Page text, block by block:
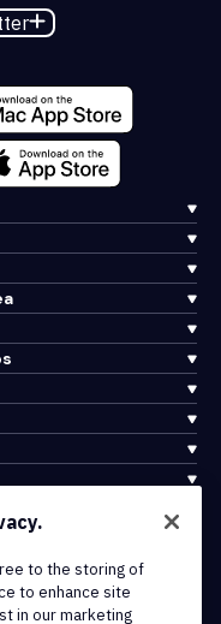
to the storing of
to enhance site
in our marketing